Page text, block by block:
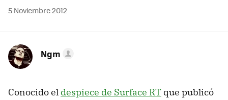
5 Noviembre 2012
Ngm
Conocido el despiece de Surface RT que publicó